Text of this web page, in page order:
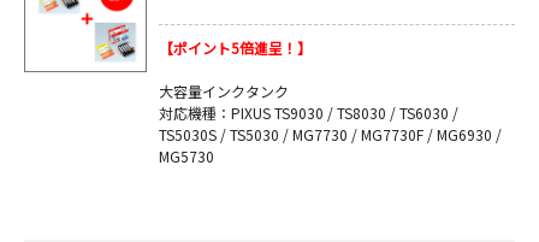
【ポイント5倍進呈！】
大容量インクタンク
対応機種：PIXUS TS9030 / TS8030 / TS6030 /
TS5030S / TS5030 / MG7730 / MG7730F / MG6930 /
MG5730